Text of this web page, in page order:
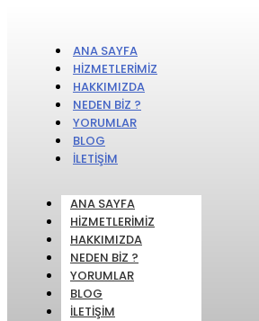
ANA SAYFA
HIZMETLERIMIZ
HAKKIMIZDA
NEDEN BIZ ?
YORUMLAR
BLOG
İLETIŞIM
ANA SAYFA
HIZMETLERIMIZ
HAKKIMIZDA
NEDEN BIZ ?
YORUMLAR
BLOG
İLETIŞIM